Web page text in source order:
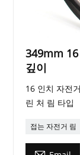
349mm
깊이
16 인치 자전
린 처 림 타입
접는 자전거 림